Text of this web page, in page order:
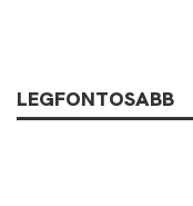
LEGFONTOSABB